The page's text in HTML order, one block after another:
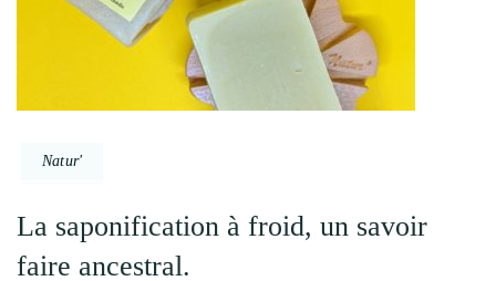
Natur'
La saponification à froid, un savoir
faire ancestral.